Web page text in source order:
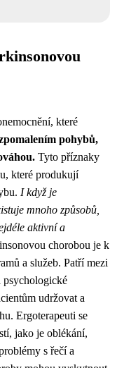
které
pohybů,
Tyto příznaky
které produkují
I když je
mnoho způsobů,
aktivní a
chorobou je k
a služeb. Patří mezi
psychologické
udržovat a
Ergoterapeuti se
jako je oblékání,
s řečí a